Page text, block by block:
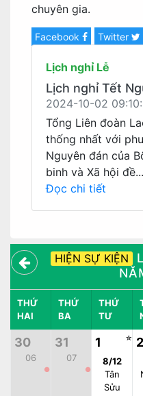
chuyên gia.
Facebook Twitter
Lịch nghỉ Lễ
Lịch nghỉ Tết
2024-10-02
Tổng Liên đoàn
thống nhất với
Nguyên đán của
binh và Xã hội đề...
Đọc chi tiết
HIỆN SỰ KIỆN
THỨ
HAI
THỨ
BA
THỨ
TƯ
30
06
●
31
07
●
1 ☆
8/12
Tân
Sửu
2